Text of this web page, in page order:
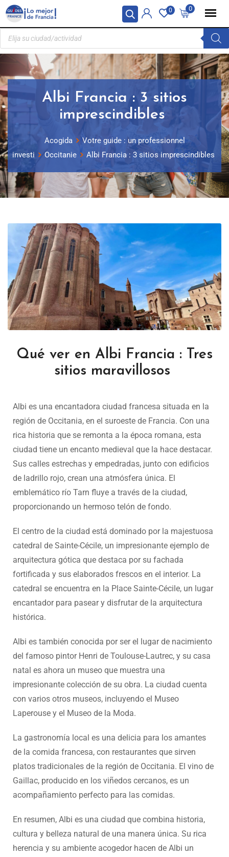
Panel de gestión de cookies 0
0
Albi Francia : 3 sitios
imprescindibles
Acogida
Votre guide : un professionnel
investi
Occitanie Albi Francia : 3 sitios imprescindibles
Qué ver en Albi Francia : Tres
sitios maravillosos
Albi es una encantadora ciudad francesa situada en la
región de Occitania, en el suroeste de Francia. Con una
rica historia que se remonta a la época romana, esta
ciudad tiene un encanto medieval que la hace destacar.
Sus calles estrechas y empedradas, junto con edificios
de ladrillo rojo, crean una atmósfera única. El
emblemático río Tarn fluye a través de la ciudad,
proporcionando un hermoso telón de fondo.
El centro de la ciudad está dominado por la majestuosa
catedral de Sainte-Cécile, un impresionante ejemplo de
arquitectura gótica que destaca por su fachada
fortificada y sus elaborados frescos en el interior. La
catedral se encuentra en la Place Sainte-Cécile, un lugar
encantador para pasear y disfrutar de la arquitectura
histórica.
Albi es también conocida por ser el lugar de nacimiento
del famoso pintor Henri de Toulouse-Lautrec, y su casa
natal es ahora un museo que muestra una
impresionante colección de su obra. La ciudad cuenta
con varios otros museos, incluyendo el Museo
Laperouse y el Museo de la Moda.
La gastronomía local es una delicia para los amantes
de la comida francesa, con restaurantes que sirven
platos tradicionales de la región de Occitania. El vino de
Gaillac, producido en los viñedos cercanos, es un
acompañamiento perfecto para las comidas.
En resumen, Albi es una ciudad que combina historia,
cultura y belleza natural de una manera única. Su rica
herencia y su ambiente acogedor hacen de Albi un